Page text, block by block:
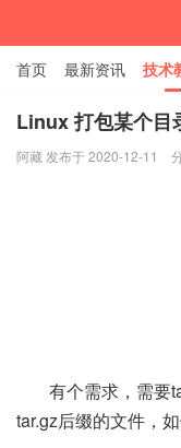
首页 最新资讯 技术
杂谈随笔
Linux 打包某个目
阿藏 发布于 2020-12-11
有个需求，需要
tar.gz后缀的文件，